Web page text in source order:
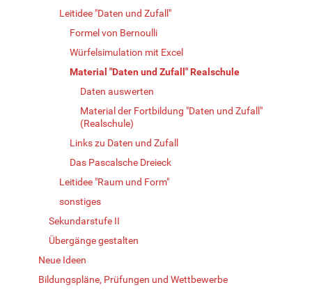
Leitidee "Daten und Zufall"
Formel von Bernoulli
Würfelsimulation mit Excel
Material "Daten und Zufall" Realschule
Daten auswerten
Material der Fortbildung "Daten und Zufall"
(Realschule)
Links zu Daten und Zufall
Das Pascalsche Dreieck
Leitidee "Raum und Form"
sonstiges
Sekundarstufe II
Übergänge gestalten
Neue Ideen
Bildungspläne, Prüfungen und Wettbewerbe